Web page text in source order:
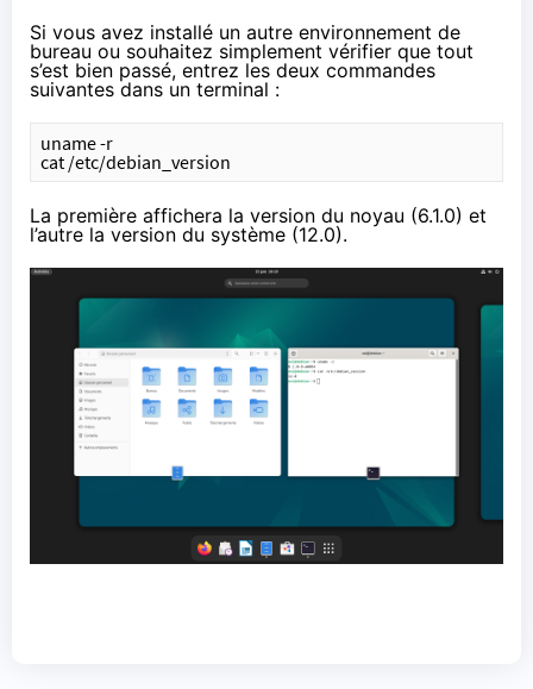
Si vous avez installé un autre environnement de
bureau ou souhaitez simplement vérifier que tout
s’est bien passé, entrez les deux commandes
suivantes dans un terminal :
uname -r
cat /etc/debian_version
La première affichera la version du noyau (6.1.0) et
l’autre la version du système (12.0).